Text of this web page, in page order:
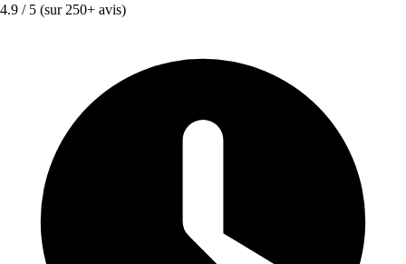
4.9 / 5 (sur 250+ avis)